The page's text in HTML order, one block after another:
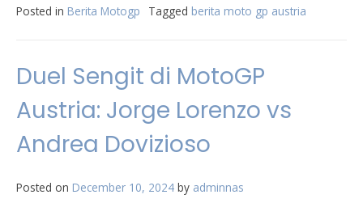
Posted in Berita Motogp Tagged berita moto gp austria
Duel Sengit di MotoGP
Austria: Jorge Lorenzo vs
Andrea Dovizioso
Posted on December 10, 2024 by adminnas